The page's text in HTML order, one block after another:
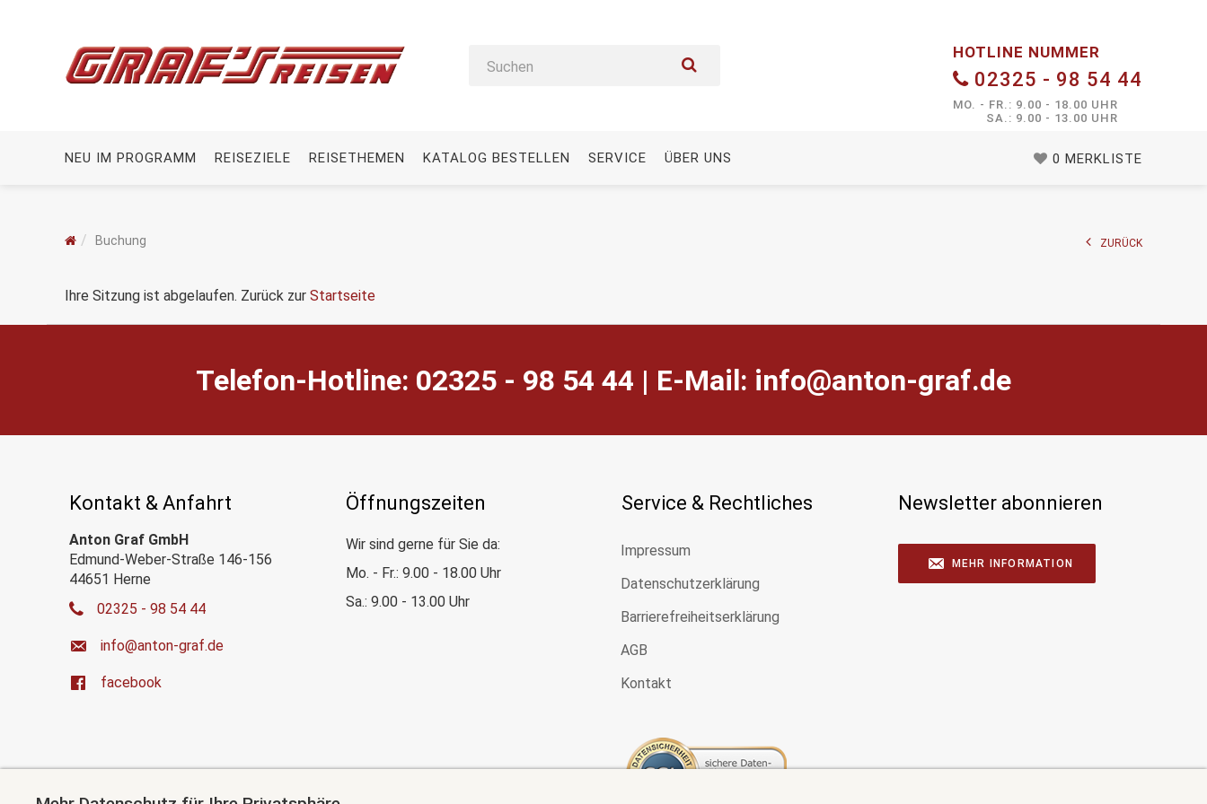
0 MERKLISTE
HOTLINE NUMMER
02325 - 98 54 44
MO. - FR.: 9.00 - 18.00 UHR
SA.: 9.00 - 13.00 UHR
NEU IM PROGRAMM REISEZIELE REISETHEMEN KATALOG BESTELLEN SERVICE ÜBER UNS
Buchung ZURÜCK
Ihre Sitzung ist abgelaufen. Zurück zur Startseite
Telefon-Hotline: 02325 - 98 54 44 | E-Mail: ed.farg-notna@ofni
Kontakt & Anfahrt
Anton Graf GmbH
Edmund-Weber-Straße 146-156
44651 Herne
02325 - 98 54 44
ed.farg-notna@ofni
facebook
Öffnungszeiten
Wir sind gerne für Sie da:
Mo. - Fr.: 9.00 - 18.00 Uhr
Sa.: 9.00 - 13.00 Uhr
Service & Rechtliches
Impressum
Datenschutzerklärung
Barrierefreiheitserklärung
AGB
Kontakt
Newsletter abonnieren
MEHR INFORMATION